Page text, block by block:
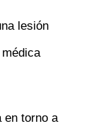
lesión
en torno a